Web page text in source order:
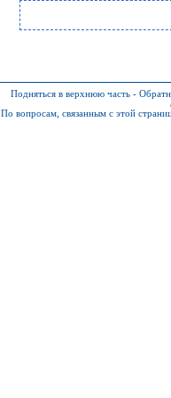
Подняться в верхнюю часть -
По вопросам, связанным с этой